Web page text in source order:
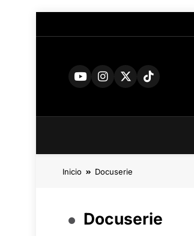
al
Inicio Docuserie
Docuserie